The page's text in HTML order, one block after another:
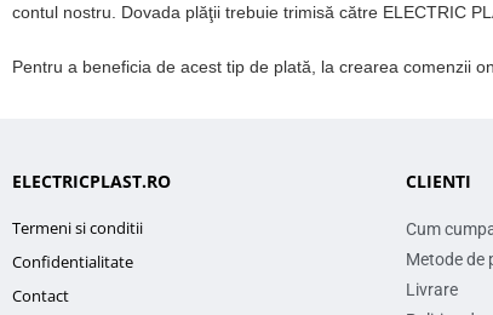
contul nostru. Dovada plăţii trebuie trimisă către ELECTRIC
Pentru a beneficia de acest tip de plată, la crearea comenzii
ELECTRICPLAST.RO
Termeni si conditii
Confidentialitate
Contact
CLIENTI
Cum
Metode de
Livrare